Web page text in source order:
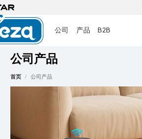
公司 产品 B2B
公司产品
首页 / 公司产品